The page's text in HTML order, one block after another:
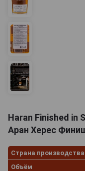
Haran Finished in
Аран Херес
Страна производства
Объём